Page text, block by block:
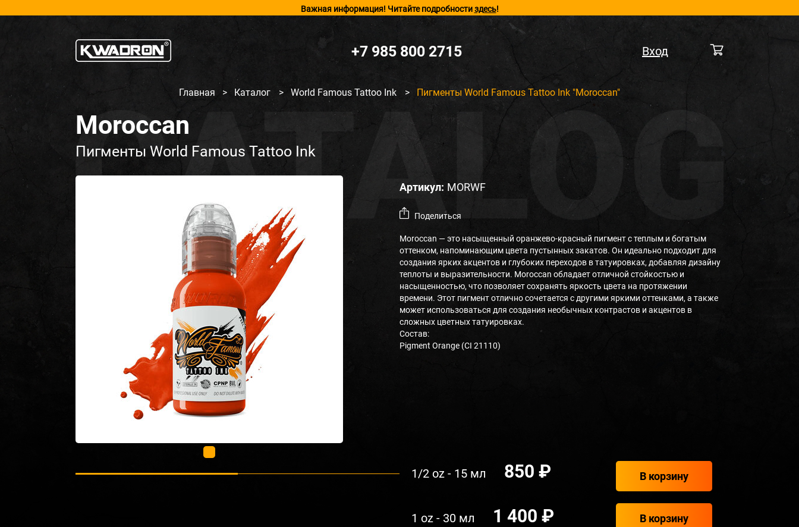
Важная информация! Читайте подробностиздесь!
+7 985 800 2715 Вход
Главная > Каталог > World Famous Tattoo Ink > Пигменты World Famous Tattoo Ink "Moroccan"
Moroccan
Пигменты World Famous Tattoo Ink
Артикул: MORWF
Поделиться
Moroccan — это насыщенный оранжево-красный пигмент с теплым и богатым
оттенком, напоминающим цвета пустынных закатов. Он идеально подходит для
создания ярких акцентов и глубоких переходов в татуировках, добавляя дизайну
теплоты и выразительности. Moroccan обладает отличной стойкостью и
насыщенностью, что позволяет сохранять яркость цвета на протяжении
времени. Этот пигмент отлично сочетается с другими яркими оттенками, а также
может использоваться для создания необычных контрастов и акцентов в
сложных цветных татуировках.
Состав:
Pigment Orange (CI 21110)
1/2 oz - 15 мл 850 ₽
1 oz - 30 мл 1 400 ₽
В корзину
В корзину